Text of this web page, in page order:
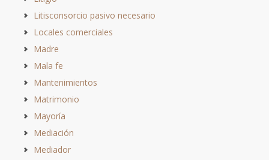
Litisconsorcio pasivo necesario
Locales comerciales
Madre
Mala fe
Mantenimientos
Matrimonio
Mayoría
Mediación
Mediador